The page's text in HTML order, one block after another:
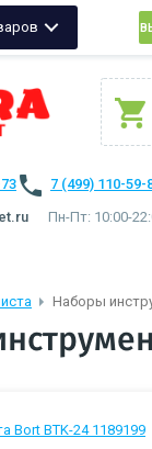
7 (499) 110-59-
Пн-Пт: 10:00-
Наборы
Bort BTK-24 1189199